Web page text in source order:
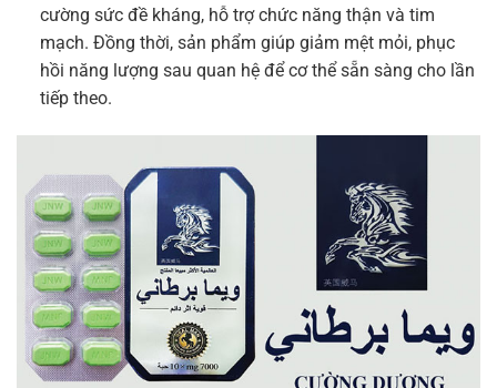
cường sức đề kháng, hỗ trợ chức năng thận và tim
mạch. Đồng thời, sản phẩm giúp giảm mệt mỏi, phục
hồi năng lượng sau quan hệ để cơ thể sẵn sàng cho lần
tiếp theo.